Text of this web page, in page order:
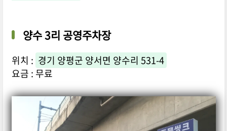
양수 3리 공영주차장
위치 : 경기 양평군 양서면 양수리 531-4
요금 : 무료